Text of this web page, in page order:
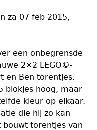
za 07 feb 2015,
een onbegrensde
2×2 LEGO©-
en Ben torentjes.
blokjes hoog, maar
kleur op elkaar.
die hij zo kan
bouwt torentjes van